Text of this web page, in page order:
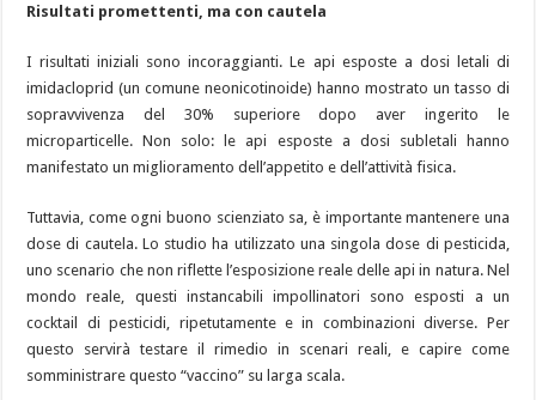
Risultati promettenti, ma con cautela
I risultati iniziali sono incoraggianti. Le api esposte a dosi letali di
imidacloprid (un comune neonicotinoide) hanno mostrato un tasso di
sopravvivenza del 30% superiore dopo aver ingerito le
microparticelle. Non solo: le api esposte a dosi subletali hanno
manifestato un miglioramento dell’appetito e dell’attività fisica.
Tuttavia, come ogni buono scienziato sa, è importante mantenere una
dose di cautela. Lo studio ha utilizzato una singola dose di pesticida,
uno scenario che non riflette l’esposizione reale delle api in natura. Nel
mondo reale, questi instancabili impollinatori sono esposti a un
cocktail di pesticidi, ripetutamente e in combinazioni diverse. Per
questo servirà testare il rimedio in scenari reali, e capire come
somministrare questo “vaccino” su larga scala.